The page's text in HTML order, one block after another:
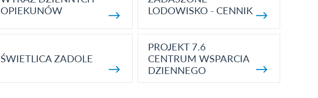
OPIEKUNÓW
LODOWISKO - CENNIK
ŚWIETLICA ZADOLE
PROJEKT 7.6
CENTRUM WSPARCIA
DZIENNEGO